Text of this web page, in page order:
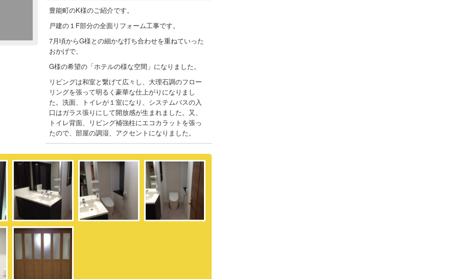
豊能町のK様のご紹介です。
戸建の１F部分の全面リフォーム工事です。
7月頃からG様との細かな打ち合わせを重ねていった
おかげで、
G様の希望の「ホテルの様な空間」になりました。
リビングは和室と繋げて広々し、大理石調のフロー
リングを張って明るく豪華な仕上がりになりまし
た。洗面、トイレが１室になり、システムバスの入
口はガラス張りにして開放感が生まれました。又、
トイレ背面、リビング補強柱にエコカラットを張っ
たので、部屋の調湿、アクセントになりました。